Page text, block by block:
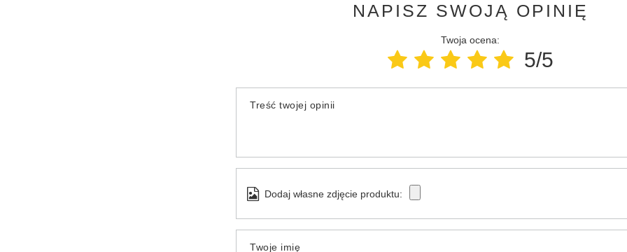
NAPISZ SWOJĄ OPINIĘ
Twoja ocena:
5/5
Treść twojej opinii
Dodaj własne zdjęcie produktu:
Twoje imię